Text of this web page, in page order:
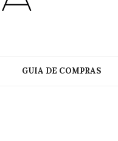
GUIA DE COMPRAS